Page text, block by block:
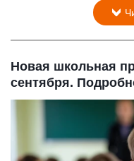
Новая школьная
сентября.